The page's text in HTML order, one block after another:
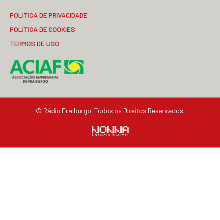
POLÍTICA DE PRIVACIDADE
POLÍTICA DE COOKIES
TERMOS DE USO
© Rádio Fraiburgo. Todos os Direitos Reservados.